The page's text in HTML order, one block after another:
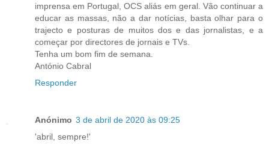
imprensa em Portugal, OCS aliás em geral. Vão continuar a
educar as massas, não a dar notícias, basta olhar para o
trajecto e posturas de muitos dos e das jornalistas, e a
começar por directores de jornais e TVs.
Tenha um bom fim de semana.
António Cabral
Responder
Anónimo 3 de abril de 2020 às 09:25
'abril, sempre!'